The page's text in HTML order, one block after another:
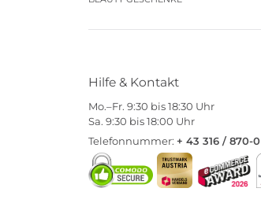
Hilfe & Kontakt
Mo.–Fr. 9:30 bis 18:30 Uhr
Sa. 9:30 bis 18:00 Uhr
Telefonnummer: + 43 316 / 870-0